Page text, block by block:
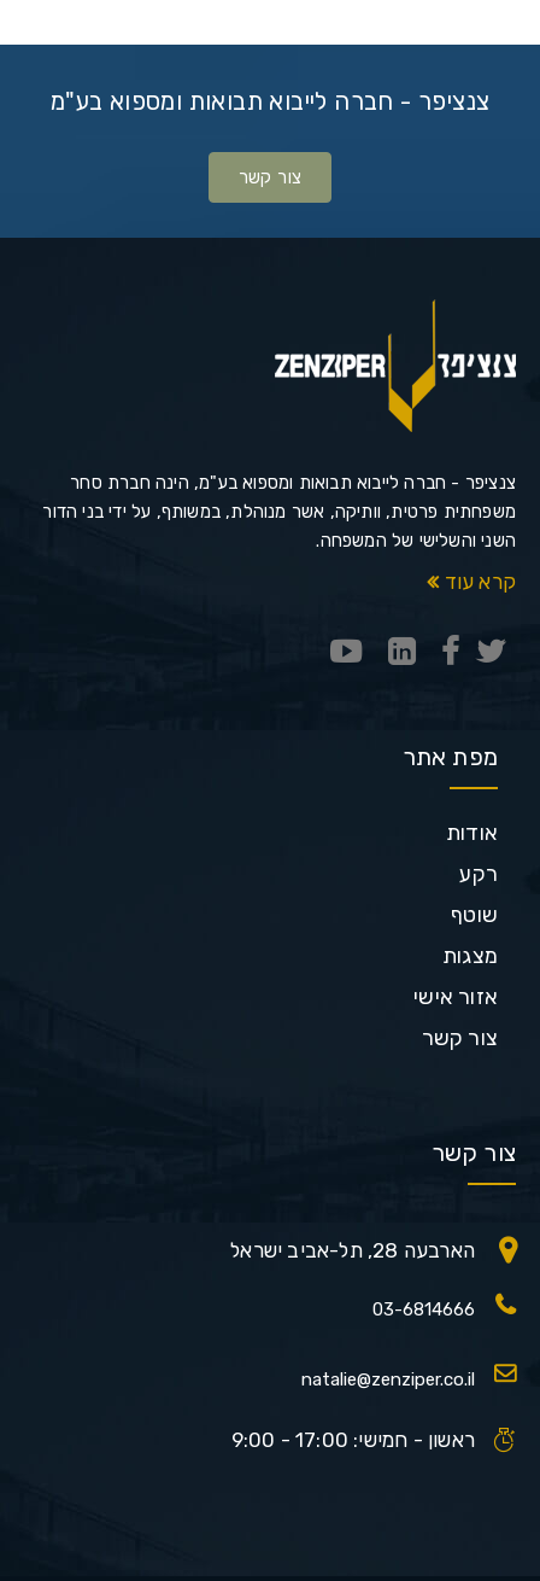
צנציפר - חברה לייבוא תבואות ומספוא בע"מ
צור קשר
צנציפר - חברה לייבוא תבואות ומספוא בע"מ, הינה חברת סחר
משפחתית פרטית, וותיקה, אשר מנוהלת, במשותף, על ידי בני הדור
השני והשלישי של המשפחה.
קרא עוד
מפת אתר
אודות
רקע
שוטף
מצגות
אזור אישי
צור קשר
צור קשר
הארבעה 28, תל-אביב ישראל
03-6814666
natalie@zenziper.co.il
ראשון - חמישי: 17:00 - 9:00